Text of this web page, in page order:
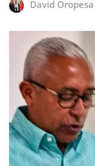
David Oropesa